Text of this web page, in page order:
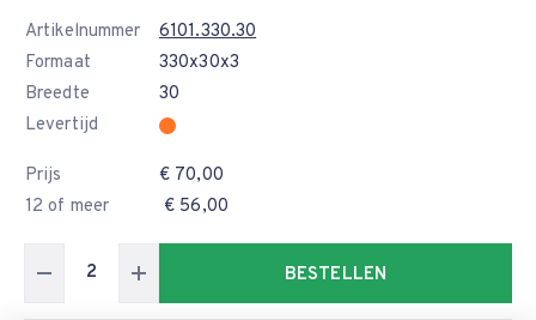
Artikelnummer
6101.330.30
Formaat
330x30x3
Breedte
30
Levertijd
Prijs
€ 70,00
12 of meer
€ 56,00
BESTELLEN